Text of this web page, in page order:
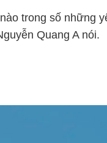
trong số những
Quang A nói.